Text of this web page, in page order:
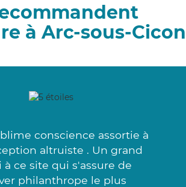
à Arc-sous-Cicon
conscience assortie à
altruiste . Un grand
à ce site qui s'assure de
philanthrope le plus